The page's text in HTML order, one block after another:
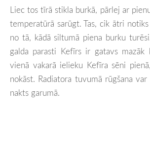
Liec tos tīrā stikla burkā, pārlej ar
temperatūrā sarūgt. Tas, cik ātri
no tā, kādā siltumā piena burku
galda parasti Kefīrs ir gatavs
vienā vakarā ielieku Kefīra sēni
nokāst. Radiatora tuvumā rūgšana
nakts garumā.